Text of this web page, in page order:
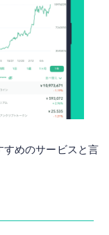
すめのサービスと言